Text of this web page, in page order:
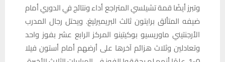
وتبرز أيضًا قمة تشيلسي المتراجع أداء ونتائج في الدوري أمام
ضيفه المتألق برايتون ثالث البريميرليغ. ويحتل رجال المدرب
الأرجنتيني ماوريسيو بوكيتينو المركز الرابع عشر بفوز واحد
وتعادلين وثلاث هزائم آخرها على أرضهم أمام أستون فيلا